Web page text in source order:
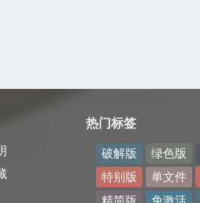
热门标签
破解版 绿色版
特别版
单文件
精简版
免激活